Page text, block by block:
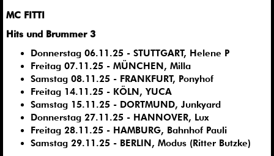
MC FITTI
Hits und Brummer 3
Donnerstag 06.11.25 - STUTTGART, Helene P
Freitag 07.11.25 - MÜNCHEN, Milla
Samstag 08.11.25 - FRANKFURT, Ponyhof
Freitag 14.11.25 - KÖLN, YUCA
Samstag 15.11.25 - DORTMUND, Junkyard
Donnerstag 27.11.25 - HANNOVER, Lux
Freitag 28.11.25 - HAMBURG, Bahnhof Pauli
Samstag 29.11.25 - BERLIN, Modus (Ritter Butzke)